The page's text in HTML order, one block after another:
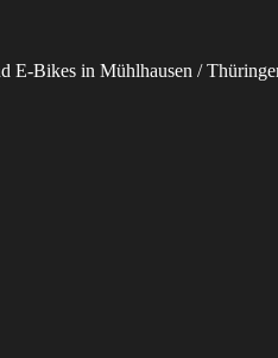
E-Bikes in Mühlhausen /